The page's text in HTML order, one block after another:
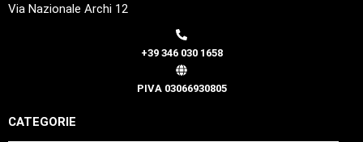
Via Nazionale Archi 12
+39 346 030 1658
PIVA 03066930805
CATEGORIE